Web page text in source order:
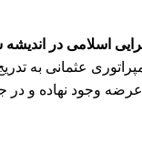
اسلامی در
عثمانی به
وجود نهاده و